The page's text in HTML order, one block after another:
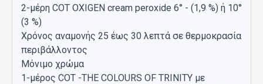
2-μέρη COT OXIGEN cream peroxide 6° - (1,9 %) ή 10°
(3 %)
Χρόνος αναμονής 25 έως 30 λεπτά σε θερμοκρασία
περιβάλλοντος
Μόνιμο χρώμα
1-μέρος COT -THE COLOURS OF TRINITY με